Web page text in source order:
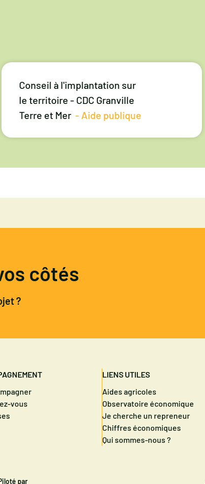
Conseil à l'implantation sur
le territoire - CDC Granville
Terre et Mer - Aide publique
côtés
?
vous
LIENS UTILES
Aides agricoles
Observatoire économique
Je cherche un repreneur
Chiffres économiques
Qui sommes-nous ?
par